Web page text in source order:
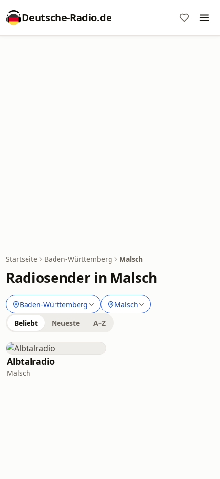
Deutsche-Radio.de
Startseite Baden-Württemberg Malsch
Radiosender in Malsch
Baden-Württemberg Malsch
Beliebt Neueste A–Z
Albtalradio
Malsch